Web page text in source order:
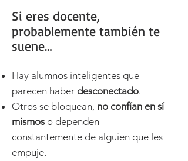
Si eres docente,
probablemente también te
suene…
Hay alumnos inteligentes que
parecen haber desconectado.
Otros se bloquean, no confían en sí
mismos o dependen
constantemente de alguien que les
empuje.